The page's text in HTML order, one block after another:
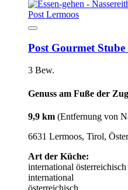
Post Gourmet
3 Bew.
Genuss am Fuße der
9,9 km (Entfernung von
6631 Lermoos, Tirol,
Art der Küche:
international österreichisch
international
österreichisch